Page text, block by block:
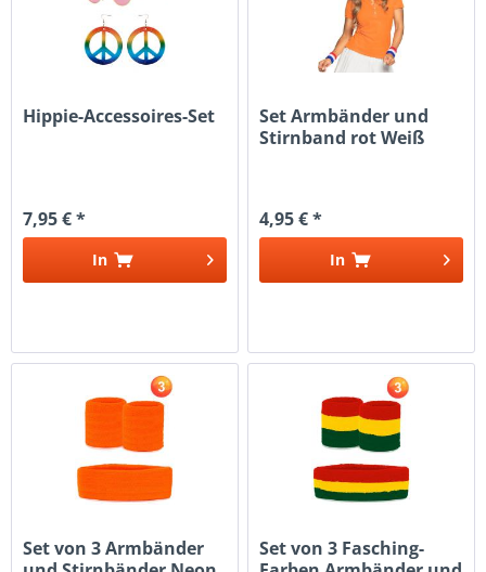
Hippie-Accessoires-Set
7,95 € *
In
Set Armbänder und
Stirnband rot Weiß
4,95 € *
In
Set von 3 Armbänder
Set von 3 Fasching-